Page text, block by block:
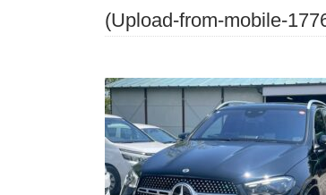
(Upload-from-mobile-